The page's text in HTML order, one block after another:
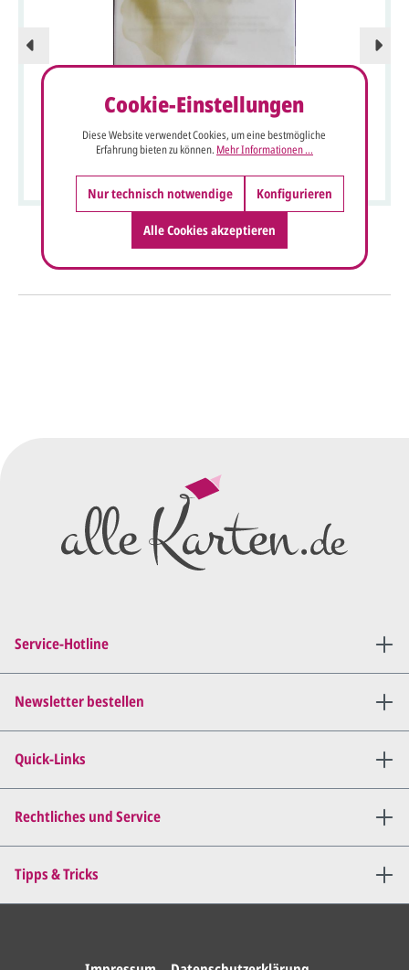
Florale Hochzeits-Einladungskarte mit eleganten
Callablüten auf Transparentpapier und Einlegekarte
Preisangebot
Anschluss den ersten
Entwurf/Korrekturabzug
Diesen senden wir Ihnen als
PDF per E-Mail.
uns, was Sie amEntwurf
Wir senden Ihnen den
Dies wiederholen wir so lange,
bis
Service-Hotline
Rechtliches und Service
Tipps & Tricks
Quick-Links
Newsletter bestellen
Cookie-Einstellungen
Diese Website verwendet Cookies, um eine bestmögliche
Erfahrung bieten zu können. Mehr Informationen ...
Nur technisch notwendige Konfigurieren
Alle Cookies akzeptieren